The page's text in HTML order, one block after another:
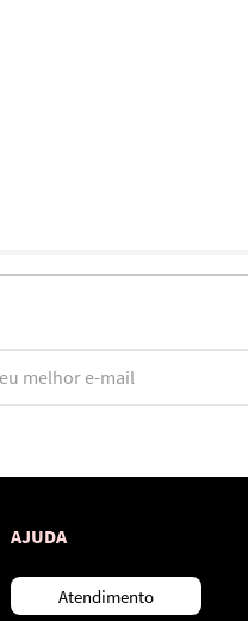
AJUDA
Atendimento